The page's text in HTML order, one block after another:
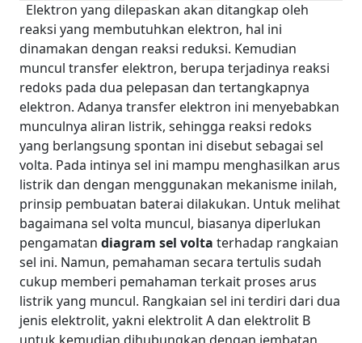
Elektron yang dilepaskan akan ditangkap oleh
reaksi yang membutuhkan elektron, hal ini
dinamakan dengan reaksi reduksi. Kemudian
muncul transfer elektron, berupa terjadinya reaksi
redoks pada dua pelepasan dan tertangkapnya
elektron. Adanya transfer elektron ini menyebabkan
munculnya aliran listrik, sehingga reaksi redoks
yang berlangsung spontan ini disebut sebagai sel
volta. Pada intinya sel ini mampu menghasilkan arus
listrik dan dengan menggunakan mekanisme inilah,
prinsip pembuatan baterai dilakukan. Untuk melihat
bagaimana sel volta muncul, biasanya diperlukan
pengamatan diagram sel volta terhadap rangkaian
sel ini. Namun, pemahaman secara tertulis sudah
cukup memberi pemahaman terkait proses arus
listrik yang muncul. Rangkaian sel ini terdiri dari dua
jenis elektrolit, yakni elektrolit A dan elektrolit B